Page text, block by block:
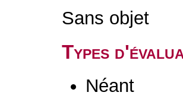
Sans objet
Types
Néant